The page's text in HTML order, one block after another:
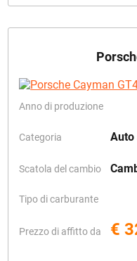
Anno di produzione
Categoria Auto
Scatola del cambio
Tipo di carburante
Prezzo di affitto da €